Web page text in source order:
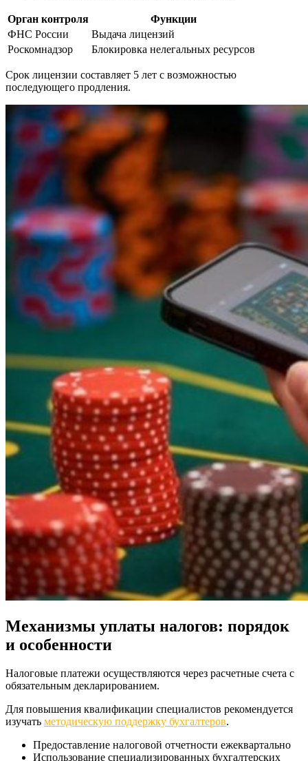
Орган контроля
Функции
ФНС России
Выдача лицензий
Роскомнадзор
Блокировка нелегальных ресурсов
Срок лицензии составляет 5 лет с возможностью
последующего продления.
Механизмы уплаты налогов: порядок
и особенности
Налоговые платежи осуществляются через расчетные счета с
обязательным декларированием.
Для повышения квалификации специалистов рекомендуется
изучать методическую поддержку бухгалтеров.
Предоставление налоговой отчетности ежеквартально
Использование специализированных бухгалтерских